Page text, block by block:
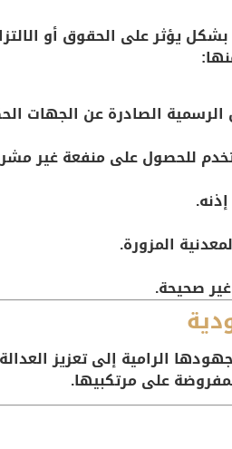
يؤثر على الحقوق أو
الرسمية الصادرة عن الجهات
للحصول على منفعة غير
المزورة.
صحيحة.
الرامية إلى تعزيز
على مرتكبيها.